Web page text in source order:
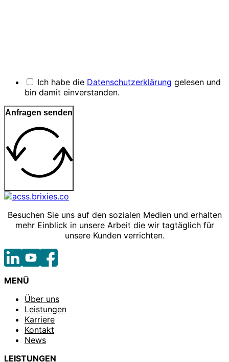
Ich habe die Datenschutzerklärung gelesen und
bin damit einverstanden.
Anfragen senden
Besuchen Sie uns auf den sozialen Medien und erhalten
mehr Einblick in unsere Arbeit die wir tagtäglich für
unsere Kunden verrichten.
MENÜ
Über uns
Leistungen
Karriere
Kontakt
News
LEISTUNGEN